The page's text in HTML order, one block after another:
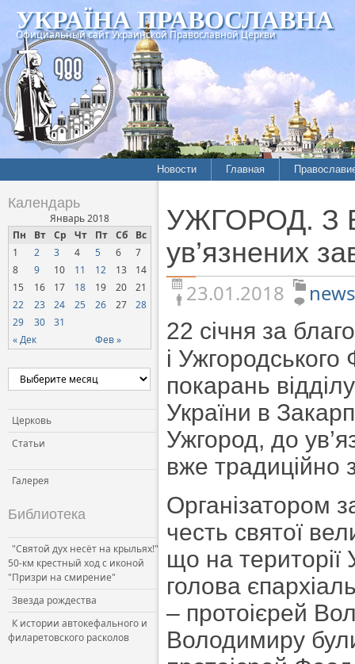
УКРАЇНА ПРАВОСЛАВНА
Официальный сайт Украинской Православной Церкви
Новости
Межконфессиональные
отношения
Нарушения прав
верующих
Официальная хроника
СОЦИАЛЬНОЕ
СЛУЖЕНИЕ
Церковь и власть
Церковь и общество
Церковь и СМИ
Главная
История
Хроники
Календарь
Январь 2018
Пн
Вт Ср Чт Пт Сб Вс
« Дек Фев »
1 2 3 4 5 6
7
8
9 10 11 12 13
14
15
16 17 18 19 20
21
22
23 24 25 26 27
28
29
30 31
Церковь
Статьи
Галерея
Библиотека
"Святой дух несёт на крыльях!"
50-км крестный ход с иконой
"Призри на смирение"
Звезда рождества
К истории автокефального и
филаретовского расколов
УЖГОРОД. З
ув’язнених
23.01.2018
news
22 січня за
і Ужгородського
покарань
України в
Ужгород, до
вже традиційно
Організатором
честь святої
що на
голова
– протоієрей
Володимиру